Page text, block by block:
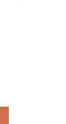
Menge